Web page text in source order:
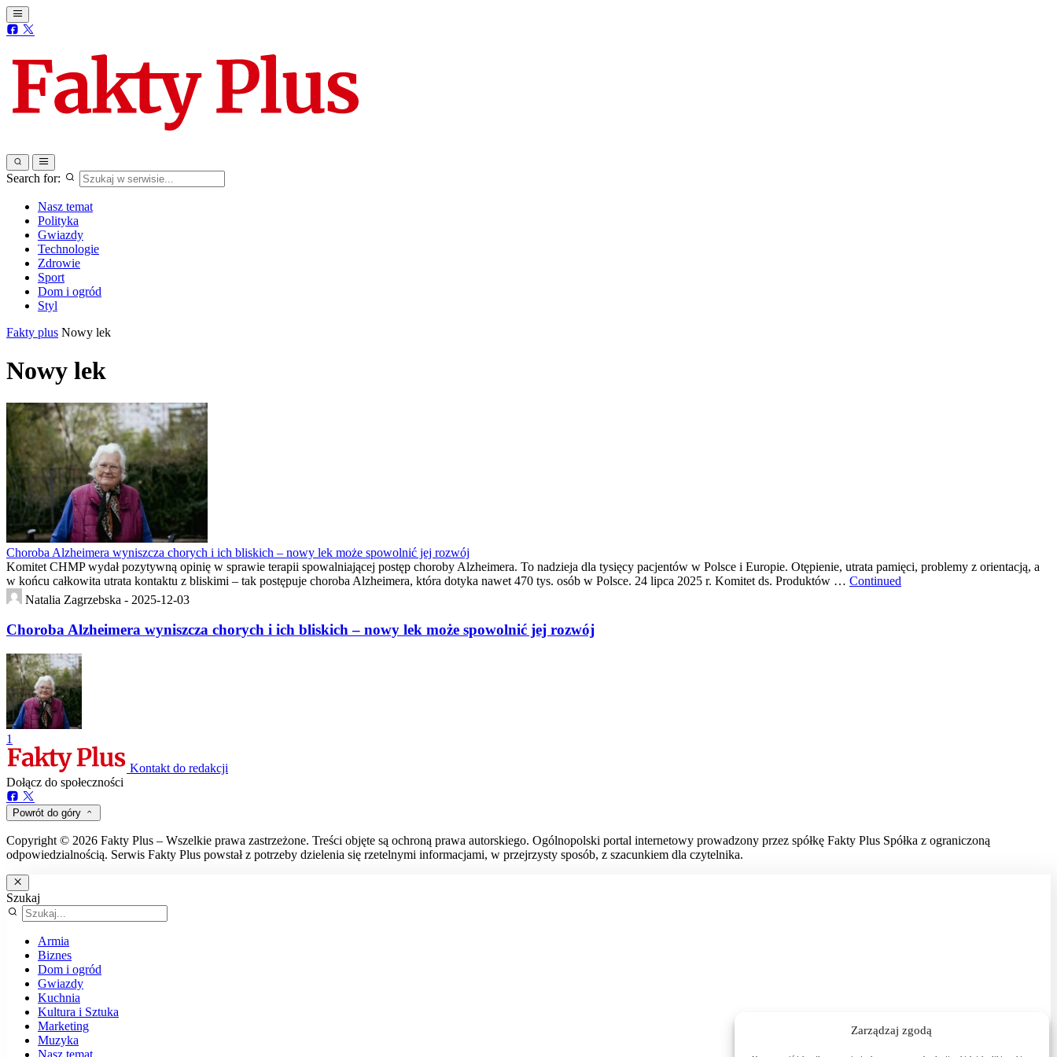
Zarządzaj zgodą
Search for:
Nasz temat
Polityka
Gwiazdy
Technologie
Zdrowie
Sport
Dom i ogród
Styl
Fakty plus Nowy lek
Nowy lek
Choroba Alzheimera wyniszcza chorych i ich bliskich – nowy lek może spowolnić jej rozwój
Komitet CHMP wydał pozytywną opinię w sprawie terapii spowalniającej postęp choroby Alzheimera. To nadzieja dla tysięcy pacjentów w Polsce i Europie. Otępienie, utrata pamięci, problemy z orientacją, a
w końcu całkowita utrata kontaktu z bliskimi – tak postępuje choroba Alzheimera, która dotyka nawet 470 tys. osób w Polsce. 24 lipca 2025 r. Komitet ds. Produktów … Continued
Natalia Zagrzebska - 2025-12-03
Choroba Alzheimera wyniszcza chorych i ich bliskich – nowy lek może spowolnić jej rozwój
1
Kontakt do redakcji
Dołącz do społeczności
Powrót do góry
Copyright © 2026 Fakty Plus – Wszelkie prawa zastrzeżone. Treści objęte są ochroną prawa autorskiego. Ogólnopolski portal internetowy prowadzony przez spółkę Fakty Plus Spółka z ograniczoną
odpowiedzialnością. Serwis Fakty Plus powstał z potrzeby dzielenia się rzetelnymi informacjami, w przejrzysty sposób, z szacunkiem dla czytelnika.
Szukaj
Armia
Biznes
Dom i ogród
Gwiazdy
Kuchnia
Kultura i Sztuka
Marketing
Muzyka